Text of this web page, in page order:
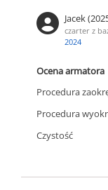
Jacek
czarter z
2024
Ocena armatora
Procedura
Procedura
Czystość